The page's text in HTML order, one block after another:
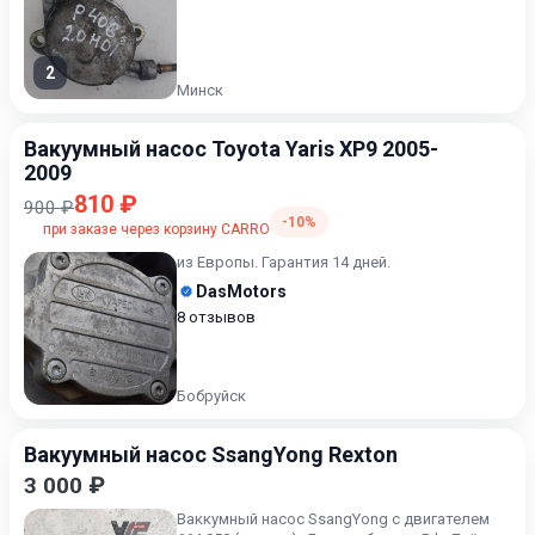
2
Минск
Вакуумный насос Toyota Yaris XP9 2005-
2009
900 ₽810 ₽
при заказе через корзину CARRO -10%
из Европы. Гарантия 14 дней.
DasMotors
8 отзывов
Бобруйск
Вакуумный насос SsangYong Rexton
3 000 ₽
Ваккумный насос SsangYong с двигателем